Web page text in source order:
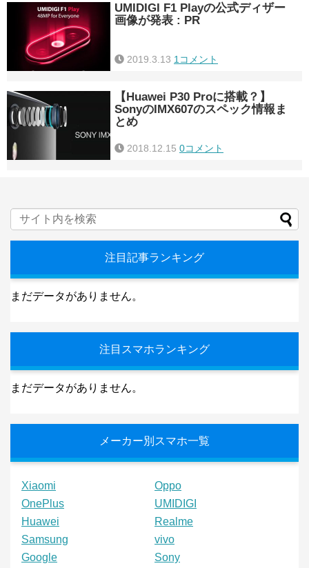
UMIDIGI F1 Playの公式ディザー
画像が発表 : PR
2019.3.13 1コメント
【Huawei P30 Proに搭載？】
SonyのIMX607のスペック情報ま
とめ
2018.12.15 0コメント
注目記事ランキング
まだデータがありません。
注目スマホランキング
まだデータがありません。
メーカー別スマホ一覧
Xiaomi
Oppo
OnePlus
UMIDIGI
Huawei
Realme
Samsung
vivo
Google
Sony